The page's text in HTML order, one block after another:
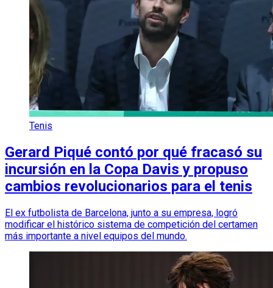
Tenis
Gerard Piqué contó por qué fracasó su
incursión en la Copa Davis y propuso
cambios revolucionarios para el tenis
El ex futbolista de Barcelona, junto a su empresa, logró
modificar el histórico sistema de competición del certamen
más importante a nivel equipos del mundo.